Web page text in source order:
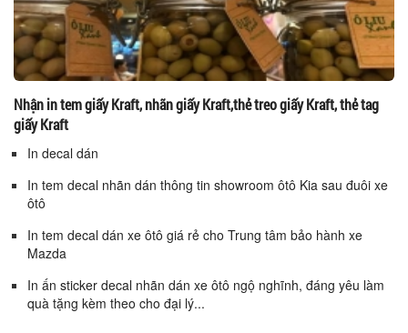
Nhận in tem giấy Kraft, nhãn giấy Kraft,thẻ treo giấy Kraft, thẻ tag
giấy Kraft
In decal dán
In tem decal nhãn dán thông tin showroom ôtô Kia sau đuôi xe
ôtô
In tem decal dán xe ôtô giá rẻ cho Trung tâm bảo hành xe
Mazda
In ấn sticker decal nhãn dán xe ôtô ngộ nghĩnh, đáng yêu làm
quà tặng kèm theo cho đại lý...